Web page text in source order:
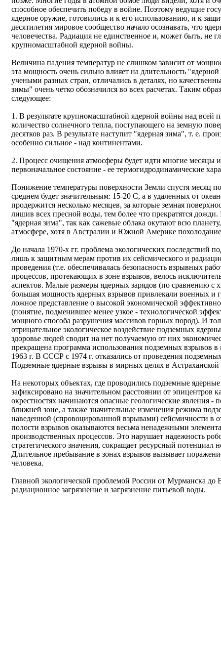
способное обеспечить победу в войне. Поэтому ведущие
ядерное оружие, готовились и к его использованию, и к
десятилетия мировое сообщество начало осознавать, что
человечества. Радиация не единственное и, может быть, не
крупномасштабной ядерной войны.
Величина падения температур не слишком зависит от
эта мощность очень сильно влияет на длительность
учеными разных стран, отличались в деталях, но
зимы" очень четко обозначился во всех расчетах. Таким
следующее:
1. В результате крупномасштабной ядерной войны над всей
количество солнечного тепла, поступающего на земную
десятков раз. В результате наступит "ядерная зима", т. е.
особенно сильное - над континентами.
2. Процесс очищения атмосферы будет идти многие месяцы
первоначальное состояние - ее термогидродинамические
Понижение температуры поверхности Земли спустя месяц
среднем будет значительным: 15-20 С, а в удаленных от
продержится несколько месяцев, за которые земная
лишив всех пресной воды, тем более что прекратятся
"ядерная зима", так как сажевые облака окутают всю
атмосфере, хотя в Австралии и Южной Америке
До начала 1970-х гг. проблема экологических последствий
лишь к защитным мерам против их сейсмического и
проведения (т.е. обеспечивалась безопасность взрывных
процессов, протекающих в зоне взрывов, велось
аспектов. Малые размеры ядерных зарядов (по сравнению с
большая мощность ядерных взрывов привлекали военных и
ложное представление о высокой экономической
(понятие, подменившее менее узкое - технологической
мощного способа разрушения массивов горных пород). И
отрицательное экологическое воздействие подземных
здоровье людей сводит на нет получаемую от них
прекращена программа использования подземных взрывов
1963 г. В СССР с 1974 г. отказались от проведения
Подземные ядерные взрывы в мирных целях в
На некоторых объектах, где проводились подземные
зафиксировано на значительном расстоянии от эпицентров
окрестностях начинаются опасные геологические явления
ближней зоне, а также значительные изменения режима
наведенной (спровоцированной взрывами) сейсмичности в
полости взрывов оказываются весьма ненадежными
производственных процессов. Это нарушает надежность
стратегического значения, сокращает ресурсный
Длительное пребывание в зонах взрывов вызывает
человека.
Главной экологической проблемой России от Мурманска до
радиационное загрязнение и загрязнение питьевой воды.